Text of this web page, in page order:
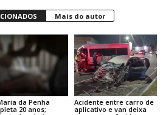
Mais do autor
da Penha
20 anos;
Acidente entre carro de
aplicativo e van deixa